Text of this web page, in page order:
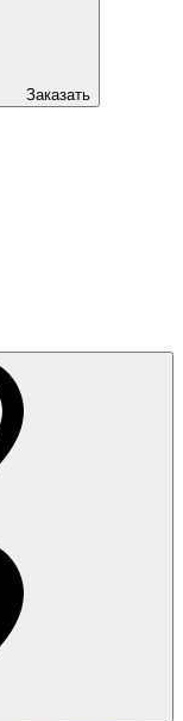
Заказать